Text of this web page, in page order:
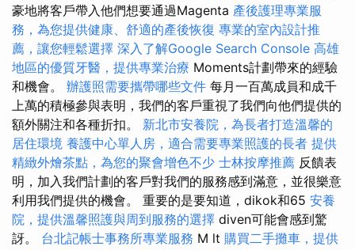
豪地將客戶帶入他們想要通過Magenta 產後護理專業服
務，為您提供健康、舒適的產後恢復 專業的室內設計推
薦，讓您輕鬆選擇 深入了解Google Search Console 高雄
地區的優質牙醫，提供專業治療 Moments計劃帶來的經驗
和機會。 辦護照需要攜帶哪些文件 每月一百萬成員和成千
上萬的積極參與表明，我們的客戶重視了我們向他們提供的
額外關注和各種折扣。 新北市安養院，為長者打造溫馨的
居住環境 養護中心單人房，適合需要專業照護的長者 提供
精緻外燴茶點，為您的聚會增色不少 士林按摩推薦 反饋表
明，加入我們計劃的客戶對我們的服務感到滿意，並很樂意
利用我們提供的機會。 重要的是要知道，dikok和65 安養
院，提供溫馨照護與周到服務的選擇 diven可能會感到驚
訝。 台北記帳士事務所專業服務 M lt 購買二手攤車，提供